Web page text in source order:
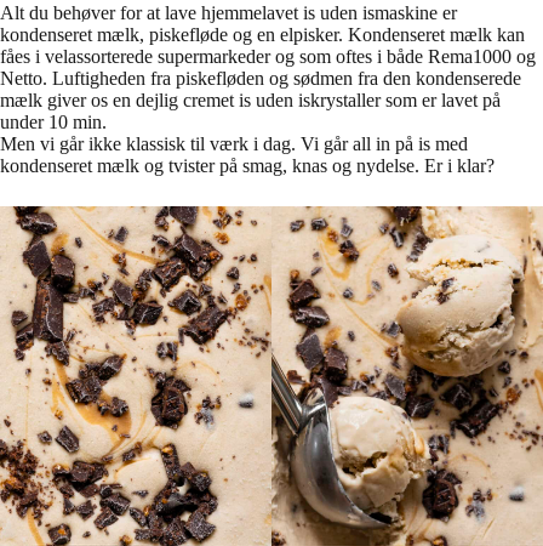
Alt du behøver for at lave hjemmelavet is uden ismaskine er
kondenseret mælk, piskefløde og en elpisker. Kondenseret mælk kan
fåes i velassorterede supermarkeder og som oftes i både Rema1000 og
Netto. Luftigheden fra piskefløden og sødmen fra den kondenserede
mælk giver os en dejlig cremet is uden iskrystaller som er lavet på
under 10 min.
Men vi går ikke klassisk til værk i dag. Vi går all in på is med
kondenseret mælk og tvister på smag, knas og nydelse. Er i klar?